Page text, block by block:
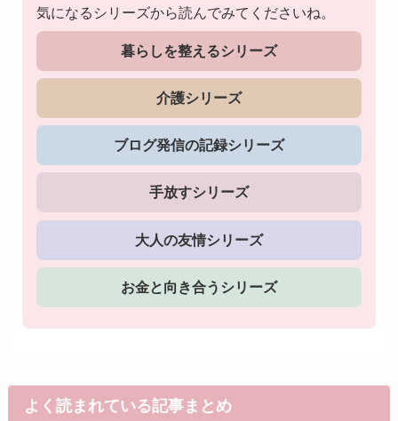
気になるシリーズから読んでみてくださいね。
暮らしを整えるシリーズ
介護シリーズ
ブログ発信の記録シリーズ
手放すシリーズ
大人の友情シリーズ
お金と向き合うシリーズ
よく読まれている記事まとめ